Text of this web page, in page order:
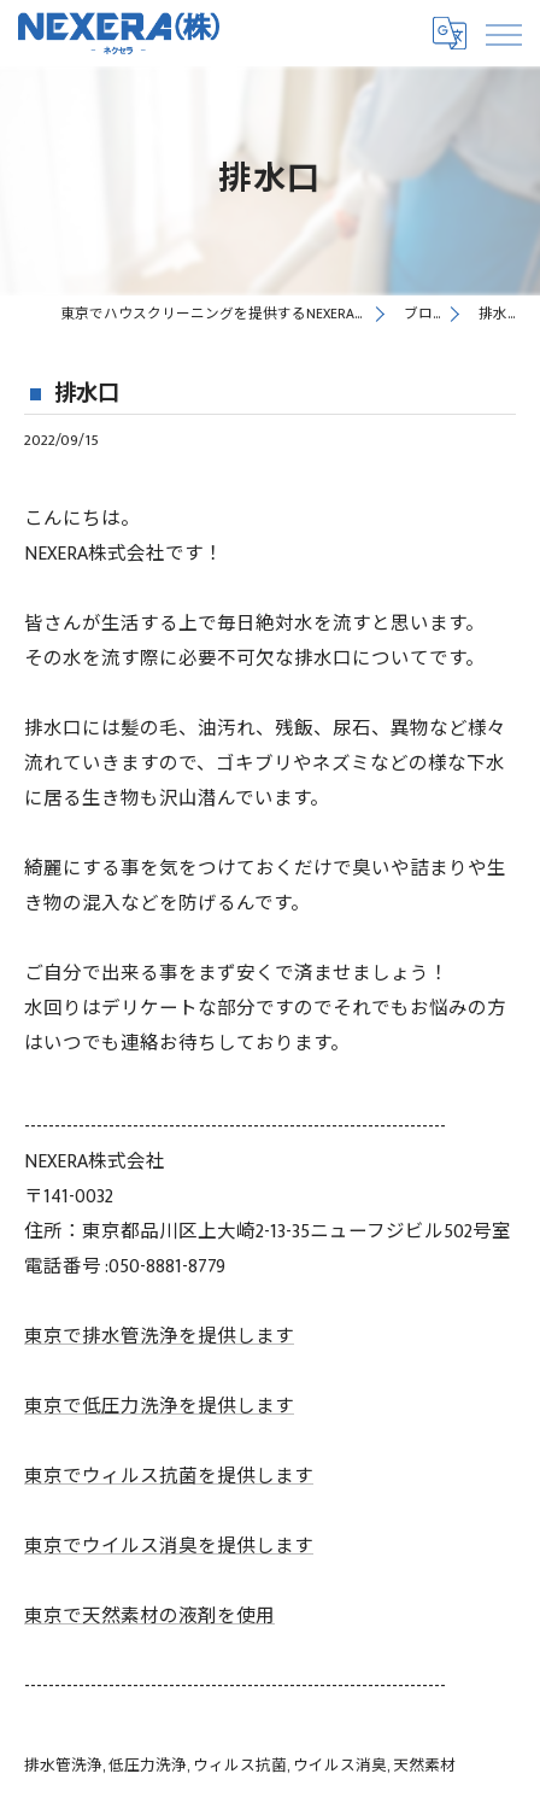
排水口
東京でハウスクリーニングを提供するNEXERA株式会社 ブログ 排水口
排水口
2022/09/15
こんにちは。
NEXERA株式会社です！
皆さんが生活する上で毎日絶対水を流すと思います。
その水を流す際に必要不可欠な排水口についてです。
排水口には髪の毛、油汚れ、残飯、尿石、異物など様々
流れていきますので、ゴキブリやネズミなどの様な下水
に居る生き物も沢山潜んでいます。
綺麗にする事を気をつけておくだけで臭いや詰まりや生
き物の混入などを防げるんです。
ご自分で出来る事をまず安くで済ませましょう！
水回りはデリケートな部分ですのでそれでもお悩みの方
はいつでも連絡お待ちしております。
----------------------------------------------------------------------
NEXERA株式会社
〒141-0032
住所：東京都品川区上大崎2-13-35ニューフジビル502号室
電話番号 :050-8881-8779
東京で排水管洗浄を提供します
東京で低圧力洗浄を提供します
東京でウィルス抗菌を提供します
東京でウイルス消臭を提供します
東京で天然素材の液剤を使用
----------------------------------------------------------------------
排水管洗浄 低圧力洗浄 ウィルス抗菌 ウイルス消臭 天然素材